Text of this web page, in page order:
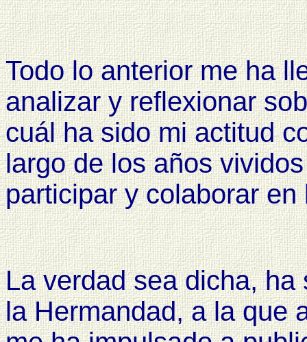
Todo lo anterior me ha
analizar y reflexionar
cuál ha sido mi actitud
largo de los años
participar y colaborar
La verdad sea dicha,
la Hermandad, a la que